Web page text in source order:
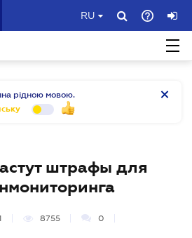
RU
рідною мовою.
штрафы для
8755 0